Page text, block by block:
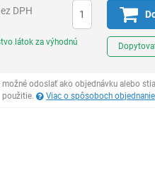
DPH
Ks
látok za výhodnú
možné odoslať ako objednávku alebo
použitie.
Viac o spôsoboch objednanie